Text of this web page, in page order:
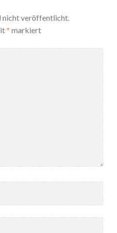
nicht veröffentlicht.
* markiert